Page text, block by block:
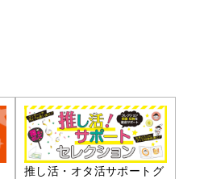
推し活・オタ活サポートグ